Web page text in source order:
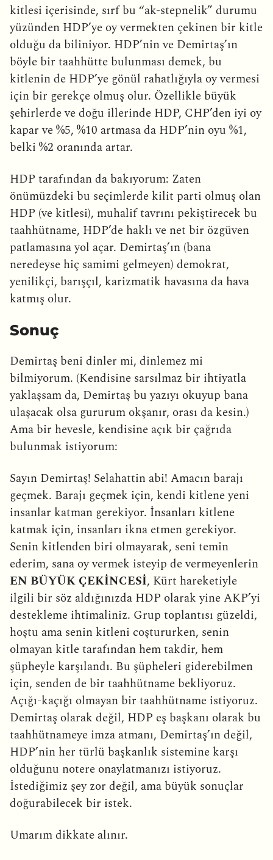
kitlesi içerisinde, sırf bu “ak-stepnelik” durumu
yüzünden HDP’ye oy vermekten çekinen bir kitle
olduğu da biliniyor. HDP’nin ve Demirtaş’ın
böyle bir taahhütte bulunması demek, bu
kitlenin de HDP’ye gönül rahatlığıyla oy vermesi
için bir gerekçe olmuş olur. Özellikle büyük
şehirlerde ve doğu illerinde HDP, CHP’den iyi oy
kapar ve %5, %10 artmasa da HDP’nin oyu %1,
belki %2 oranında artar.
HDP tarafından da bakıyorum: Zaten
önümüzdeki bu seçimlerde kilit parti olmuş olan
HDP (ve kitlesi), muhalif tavrını pekiştirecek bu
taahhütname, HDP’de haklı ve net bir özgüven
patlamasına yol açar. Demirtaş’ın (bana
neredeyse hiç samimi gelmeyen) demokrat,
yenilikçi, barışçıl, karizmatik havasına da hava
katmış olur.
Sonuç
Demirtaş beni dinler mi, dinlemez mi
bilmiyorum. (Kendisine sarsılmaz bir ihtiyatla
yaklaşsam da, Demirtaş bu yazıyı okuyup bana
ulaşacak olsa gururum okşanır, orası da kesin.)
Ama bir hevesle, kendisine açık bir çağrıda
bulunmak istiyorum:
Sayın Demirtaş! Selahattin abi! Amacın barajı
geçmek. Barajı geçmek için, kendi kitlene yeni
insanlar katman gerekiyor. İnsanları kitlene
katmak için, insanları ikna etmen gerekiyor.
Senin kitlenden biri olmayarak, seni temin
ederim, sana oy vermek isteyip de vermeyenlerin
EN BÜYÜK ÇEKİNCESİ, Kürt hareketiyle
ilgili bir söz aldığınızda HDP olarak yine AKP’yi
destekleme ihtimaliniz. Grup toplantısı güzeldi,
hoştu ama senin kitleni coştururken, senin
olmayan kitle tarafından hem takdir, hem
şüpheyle karşılandı. Bu şüpheleri giderebilmen
için, senden de bir taahhütname bekliyoruz.
Açığı-kaçığı olmayan bir taahhütname istiyoruz.
Demirtaş olarak değil, HDP eş başkanı olarak bu
taahhütnameye imza atmanı, Demirtaş’ın değil,
HDP’nin her türlü başkanlık sistemine karşı
olduğunu notere onaylatmanızı istiyoruz.
İstediğimiz şey zor değil, ama büyük sonuçlar
doğurabilecek bir istek.
Umarım dikkate alınır.